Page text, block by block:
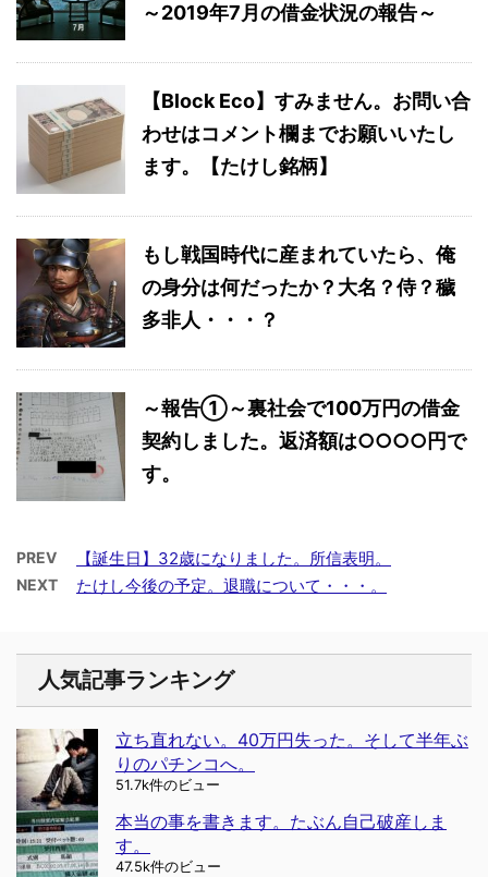
～2019年7月の借金状況の報告～
【Block Eco】すみません。お問い合
わせはコメント欄までお願いいたし
ます。【たけし銘柄】
もし戦国時代に産まれていたら、俺
の身分は何だったか？大名？侍？穢
多非人・・・？
～報告①～裏社会で100万円の借金
契約しました。返済額は○○○○円で
す。
PREV 【誕生日】32歳になりました。所信表明。
NEXT たけし今後の予定。退職について・・・。
人気記事ランキング
立ち直れない。40万円失った。そして半年ぶ
りのパチンコへ。
51.7k件のビュー
本当の事を書きます。たぶん自己破産しま
す。
47.5k件のビュー